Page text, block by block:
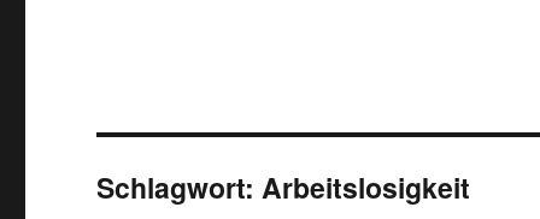
Schlagwort:Arbeitslosigkeit